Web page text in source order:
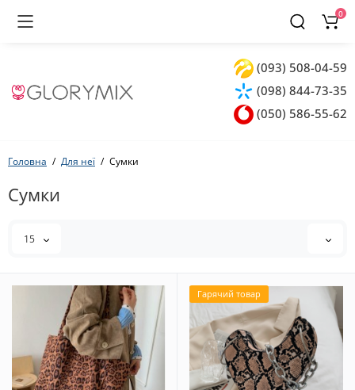
(093) 508-04-59
(098) 844-73-35
(050) 586-55-62
0
Головна Для неї Сумки
Сумки
15
Гарячий товар